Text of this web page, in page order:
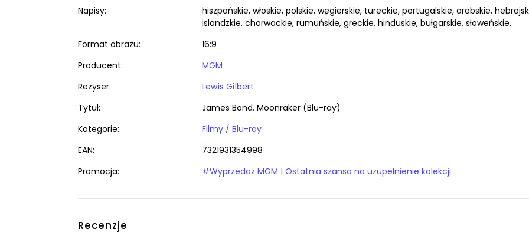
Napisy:
hiszpańskie, włoskie, polskie, węgierskie, tureckie, portugalskie, arabskie,
islandzkie, chorwackie, rumuńskie, greckie, hinduskie, bułgarskie, słoweńskie.
Format obrazu:
16:9
Producent:
MGM
Reżyser:
Lewis Gilbert
Tytuł:
James Bond. Moonraker (Blu-ray)
Kategorie:
Filmy / Blu-ray
EAN:
7321931354998
Promocja:
#Wyprzedaż MGM | Ostatnia szansa na uzupełnienie kolekcji
Recenzje